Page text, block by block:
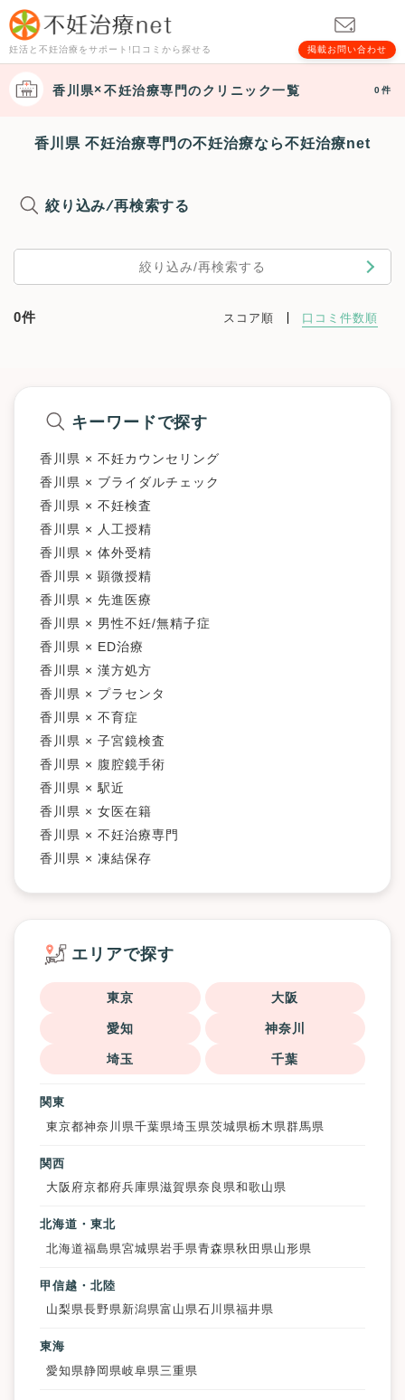
妊活と不妊治療をサポート!口コミから探せる 掲載お問い合わせ
香川県 不妊治療専門のクリニック一覧 0件
香川県 不妊治療専門の不妊治療なら不妊治療net
絞り込み/再検索する
絞り込み/再検索する
0件 スコア順 口コミ件数順
キーワードで探す
香川県 × 不妊カウンセリング
香川県 × ブライダルチェック
香川県 × 不妊検査
香川県 × 人工授精
香川県 × 体外受精
香川県 × 顕微授精
香川県 × 先進医療
香川県 × 男性不妊/無精子症
香川県 × ED治療
香川県 × 漢方処方
香川県 × プラセンタ
香川県 × 不育症
香川県 × 子宮鏡検査
香川県 × 腹腔鏡手術
香川県 × 駅近
香川県 × 女医在籍
香川県 × 不妊治療専門
香川県 × 凍結保存
エリアで探す
東京 大阪
愛知 神奈川
埼玉 千葉
関東
東京都神奈川県千葉県埼玉県茨城県栃木県群馬県
関西
大阪府京都府兵庫県滋賀県奈良県和歌山県
北海道・東北
北海道福島県宮城県岩手県青森県秋田県 山形県
甲信越・北陸
山梨県長野県新潟県富山県石川県福井県
東海
愛知県静岡県岐阜県 三重県